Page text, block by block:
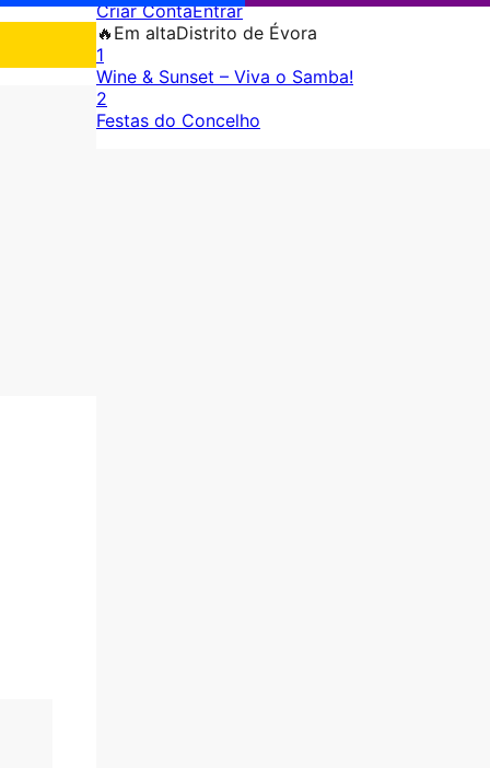
Criar ContaEntrar
🔥 Em altaDistrito de Évora
1
Wine & Sunset – Viva o Samba!
2
Festas do Concelho